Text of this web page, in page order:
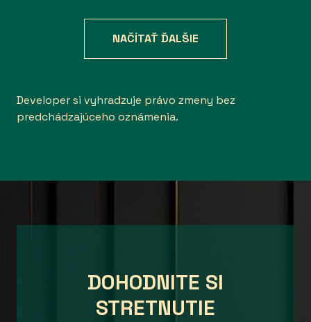
NAČÍTAŤ ĎALŠIE
Developer si vyhradzuje právo zmeny bez
predchádzajúceho oznámenia.
DOHODNITE SI
STRETNUTIE